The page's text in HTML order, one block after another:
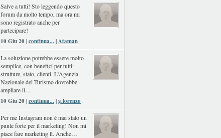
Salve a tutti! Sto leggendo questo
forum da molto tempo, ma ora mi
sono registrato anche per
partecipare!
10 Giu 20 |continua...|Ataman
La soluzione potrebbe essere molto
semplice, con benefici per tutti:
strutture, stato, clienti. L'Agenzia
Nazionale del Turismo dovrebbe
ampliare il…
10 Giu 20 |continua...|g.lorenzo
Per me Instagram non è mai stato un
punte forte per il marketing! Non mi
piace fare marketing lì. Anche…